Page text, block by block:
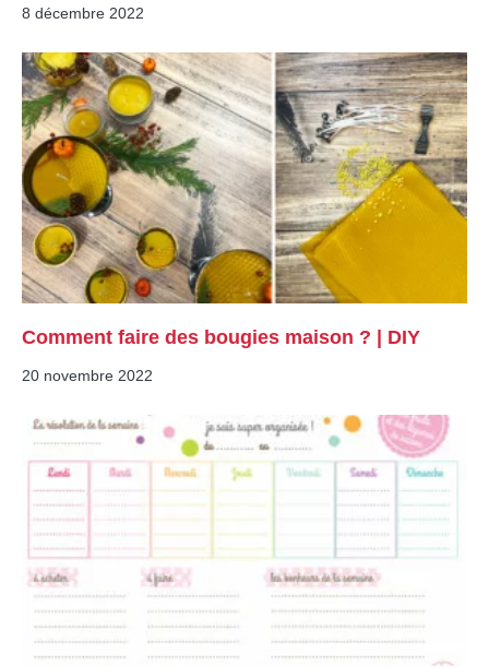
8 décembre 2022
Comment faire des bougies maison ? | DIY
20 novembre 2022